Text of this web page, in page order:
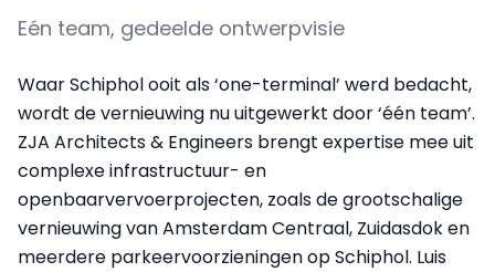
Eén team, gedeelde ontwerpvisie
Waar Schiphol ooit als ‘one-terminal’ werd bedacht,
wordt de vernieuwing nu uitgewerkt door ‘één team’.
ZJA Architects & Engineers brengt expertise mee uit
complexe infrastructuur- en
openbaarvervoerprojecten, zoals de grootschalige
vernieuwing van Amsterdam Centraal, Zuidasdok en
meerdere parkeervoorzieningen op Schiphol. Luis